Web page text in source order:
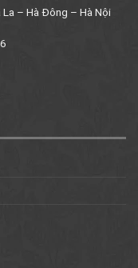
– Hà Đông – Hà Nội